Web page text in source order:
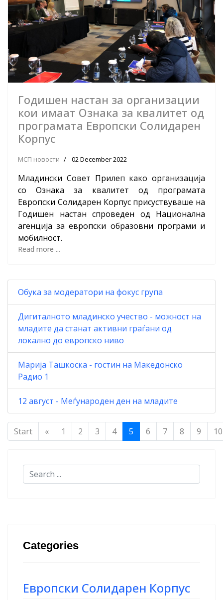
Годишен настан за организации
кои имаат Ознака за квалитет од
програмата Европски Солидарен
Корпус
МСП новости 02 December 2022
Младински Совет Прилеп како организација
со Ознака за квалитет од програмата
Европски Солидарен Корпус присуствуваше на
Годишен настан спроведен од Национална
агенција за европски образовни програми и
мобилност.
Read more ...
Обука за модератори на фокус група
Дигиталното младинско учество - можност на
младите да станат активни граѓани од
локално до европско ниво
Марија Ташкоска - гостин на Македонско
Радио 1
12 август - Меѓународен ден на младите
Start « 1 2 3 4 5 6 7 8 9 10
Categories
Европски Солидарен Корпус